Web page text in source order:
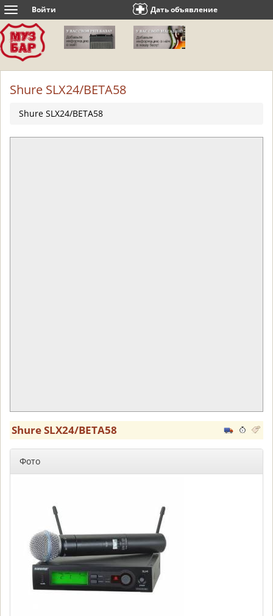
Toggle
navigation
Войти Дать объявление
Shure SLX24/BETA58
Shure SLX24/BETA58
Shure SLX24/BETA58
Фото